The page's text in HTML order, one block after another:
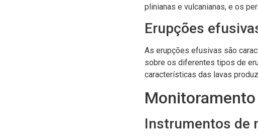
plinianas e vulcanianas, e os
Erupções
As erupções efusivas são
sobre os diferentes tipos de
características das lavas
Instrumentos de